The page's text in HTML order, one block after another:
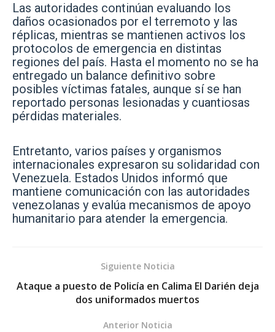
Las autoridades continúan evaluando los
daños ocasionados por el terremoto y las
réplicas, mientras se mantienen activos los
protocolos de emergencia en distintas
regiones del país. Hasta el momento no se ha
entregado un balance definitivo sobre
posibles víctimas fatales, aunque sí se han
reportado personas lesionadas y cuantiosas
pérdidas materiales.
Entretanto, varios países y organismos
internacionales expresaron su solidaridad con
Venezuela. Estados Unidos informó que
mantiene comunicación con las autoridades
venezolanas y evalúa mecanismos de apoyo
humanitario para atender la emergencia.
Siguiente Noticia
Ataque a puesto de Policía en Calima El Darién deja
dos uniformados muertos
Anterior Noticia